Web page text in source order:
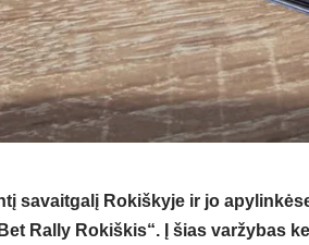
savaitgalį Rokiškyje ir jo
Rally Rokiškis“. Į šias varžybas